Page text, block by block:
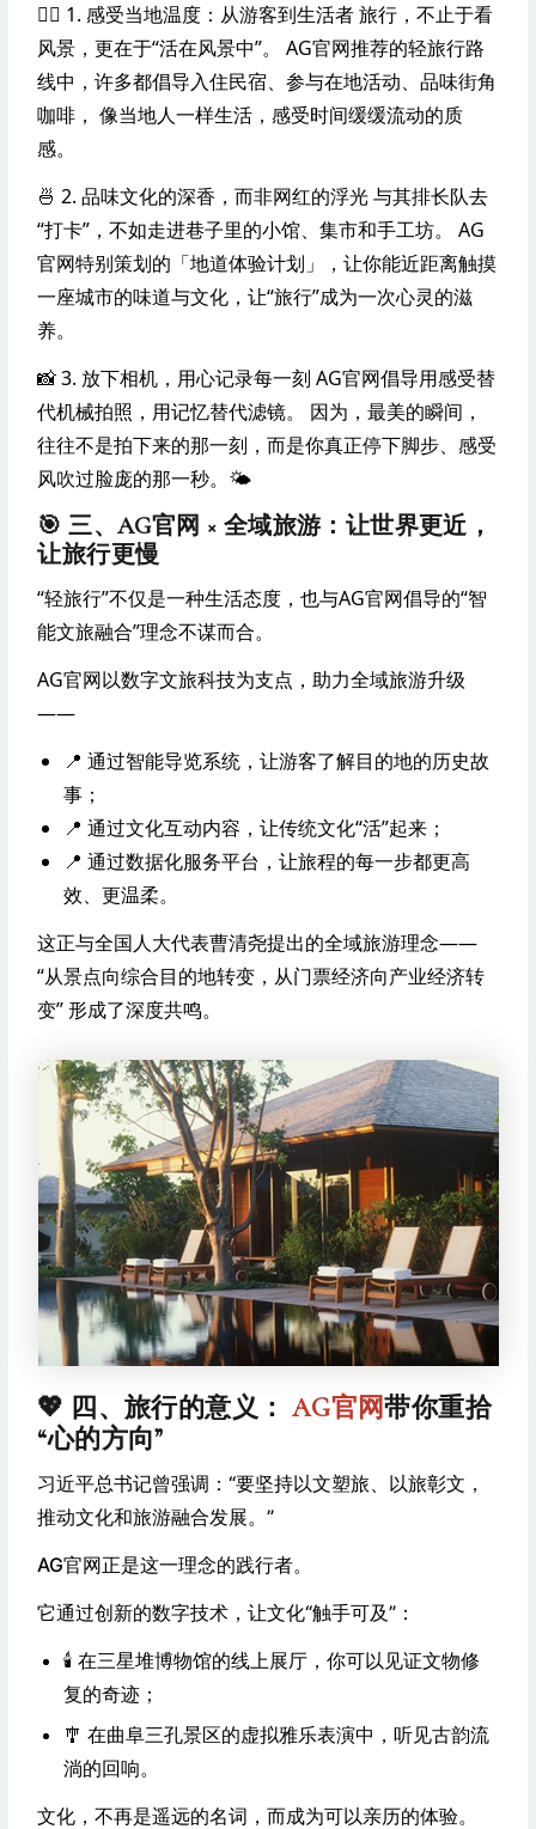
🚶‍♀️ 1. 感受当地温度：从游客到生活者 旅行，不止于看
风景，更在于“活在风景中”。 AG官网推荐的轻旅行路
线中，许多都倡导入住民宿、参与在地活动、品味街角
咖啡， 像当地人一样生活，感受时间缓缓流动的质
感。
🍜 2. 品味文化的深香，而非网红的浮光 与其排长队去
“打卡”，不如走进巷子里的小馆、集市和手工坊。 AG
官网特别策划的「地道体验计划」，让你能近距离触摸
一座城市的味道与文化，让“旅行”成为一次心灵的滋
养。
📸 3. 放下相机，用心记录每一刻 AG官网倡导用感受替
代机械拍照，用记忆替代滤镜。 因为，最美的瞬间，
往往不是拍下来的那一刻，而是你真正停下脚步、感受
风吹过脸庞的那一秒。🌤️
🎯 三、AG官网 × 全域旅游：让世界更近，
让旅行更慢
“轻旅行”不仅是一种生活态度，也与AG官网倡导的“智
能文旅融合”理念不谋而合。
AG官网以数字文旅科技为支点，助力全域旅游升级
——
📍 通过智能导览系统，让游客了解目的地的历史故
事；
📍 通过文化互动内容，让传统文化“活”起来；
📍 通过数据化服务平台，让旅程的每一步都更高
效、更温柔。
这正与全国人大代表曹清尧提出的全域旅游理念——
“从景点向综合目的地转变，从门票经济向产业经济转
变” 形成了深度共鸣。
💖 四、旅行的意义： AG官网带你重拾
“心的方向”
习近平总书记曾强调：“要坚持以文塑旅、以旅彰文，
推动文化和旅游融合发展。”
AG官网正是这一理念的践行者。
它通过创新的数字技术，让文化“触手可及”：
🕯️ 在三星堆博物馆的线上展厅，你可以见证文物修
复的奇迹；
🎐 在曲阜三孔景区的虚拟雅乐表演中，听见古韵流
淌的回响。
文化，不再是遥远的名词，而成为可以亲历的体验。